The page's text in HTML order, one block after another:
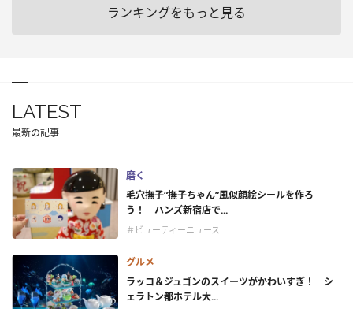
ランキングをもっと見る
LATEST
最新の記事
磨く
毛穴撫子“撫子ちゃん”風似顔絵シールを作ろ
う！ ハンズ新宿店で...
＃ビューティーニュース
グルメ
ラッコ＆ジュゴンのスイーツがかわいすぎ！ シ
ェラトン都ホテル大...